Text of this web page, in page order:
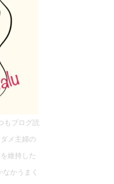
もブログ読
メ主婦の
維持した
かうまく